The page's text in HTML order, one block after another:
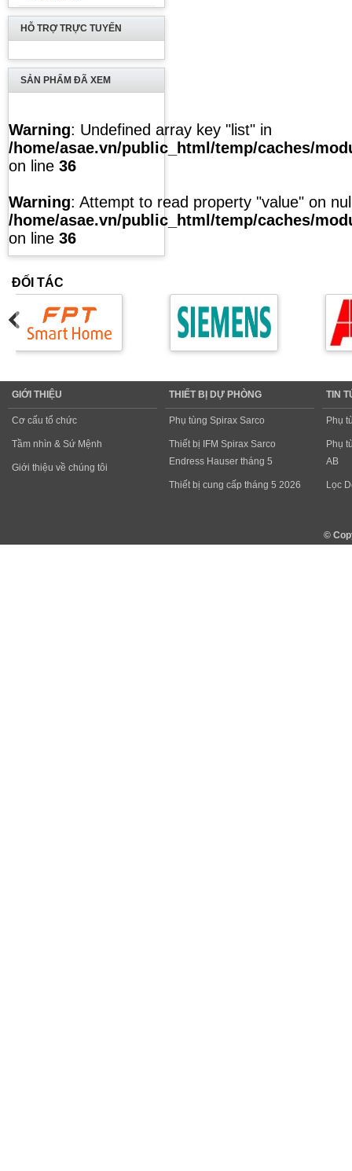
HỖ TRỢ TRỰC TUYẾN
SẢN PHẨM ĐÃ XEM
Warning: Undefined array key "list" in
/home/asae.vn/public_html/temp/caches/
on line 36
Warning: Attempt to read property "value" on
/home/asae.vn/public_html/temp/caches/
on line 36
ĐỐI TÁC
GIỚI THIỆU
Cơ cấu tổ chức
Tầm nhìn & Sứ Mệnh
Giới thiệu về chúng tôi
THIẾT BỊ DỰ PHÒNG
Phụ tùng Spirax Sarco
Thiết bị IFM Spirax Sarco
Endress Hauser tháng 5
Thiết bị cung cấp tháng 5 2026
TIN
Phụ
Phụ
AB
Lọc
©